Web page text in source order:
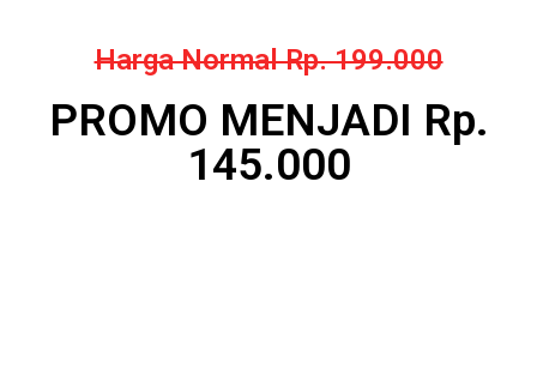
Harga Normal Rp. 199.000
PROMO MENJADI Rp.
145.000